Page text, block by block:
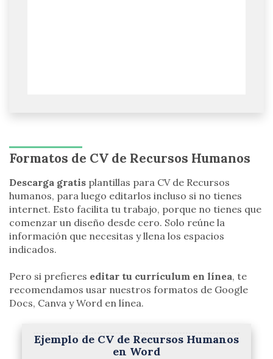
Formatos de CV de Recursos Humanos
Descarga gratis plantillas para CV de Recursos
humanos, para luego editarlos incluso si no tienes
internet. Esto facilita tu trabajo, porque no tienes que
comenzar un diseño desde cero. Solo reúne la
información que necesitas y llena los espacios
indicados.
Pero si prefieres editar tu currículum en línea, te
recomendamos usar nuestros formatos de Google
Docs, Canva y Word en línea.
Ejemplo de CV de Recursos Humanos
en Word